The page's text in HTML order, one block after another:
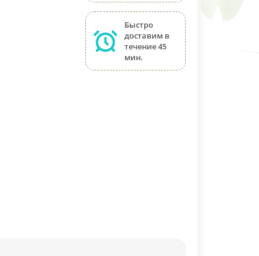
Быстро
доставим в
течение 45
мин.